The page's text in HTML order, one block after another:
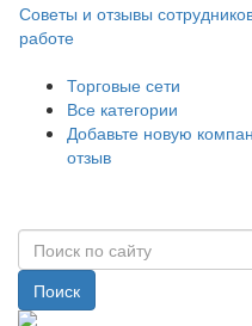
Советы и отзывы
работе
Торговые сети
Все категории
Добавьте новую
отзыв
Поиск